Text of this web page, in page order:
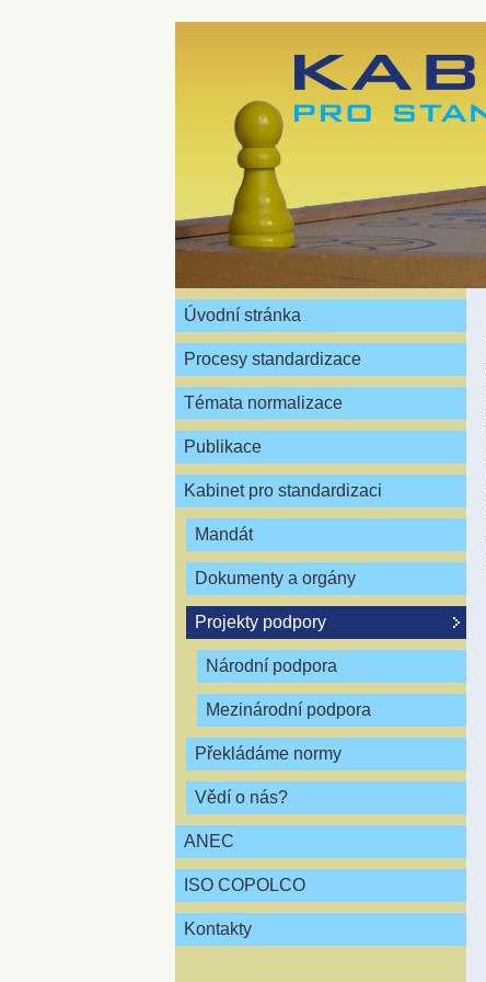
Úvodní stránka
Procesy standardizace
Témata normalizace
Publikace
Kabinet pro standardizaci
Mandát
Dokumenty a orgány
Projekty podpory
Národní podpora
Mezinárodní podpora
Překládáme normy
Vědí o nás?
ANEC
ISO COPOLCO
Kontakty